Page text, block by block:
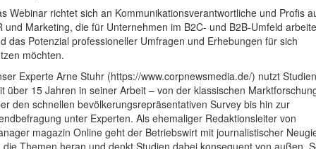
Webinar richtet sich an Kommunikationsverantwortliche und Profis
und Marketing, die für Unternehmen im B2C- und B2B-Umfeld
das Potenzial professioneller Umfragen und Erhebungen für sich
möchten.
Experte Arne Stuhr (https://www.corpnewsmedia.de/) nutzt Studien
über 15 Jahren in seiner Arbeit – von der klassischen
den schnellen bevölkerungsrepräsentativen Survey bis hin zur
unter Experten. Als ehemaliger Redaktionsleiter von
magazin Online geht der Betriebswirt mit journalistischer